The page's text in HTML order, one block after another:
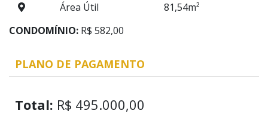
Área Útil
81,54m²
CONDOMÍNIO: R$ 582,00
PLANO DE PAGAMENTO
Total: R$ 495.000,00